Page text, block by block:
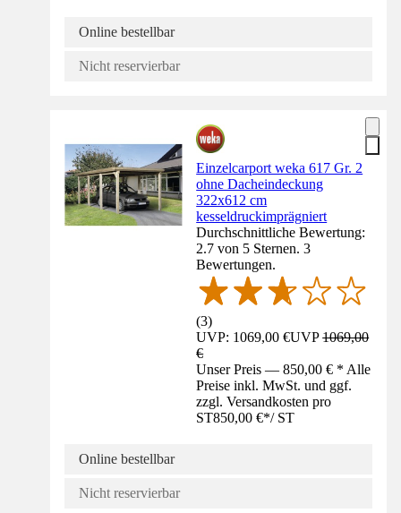
Online bestellbar
Nicht reservierbar
Einzelcarport weka 617 Gr. 2
ohne Dacheindeckung
322x612 cm
kesseldruckimprägniert
Durchschnittliche Bewertung:
2.7 von 5 Sternen. 3
Bewertungen.
(3)
UVP: 1069,00 €UVP1069,00
€
Unser Preis — 850,00 € * Alle
Preise inkl. MwSt. und ggf.
zzgl. Versandkosten pro
ST850,00 €*/ ST
Online bestellbar
Nicht reservierbar